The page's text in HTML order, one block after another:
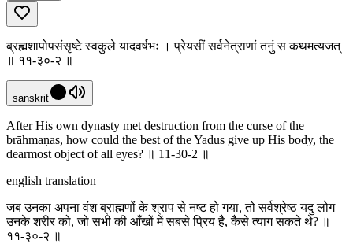
ब्रह्मशापोपसंसृष्टे स्वकुले यादवर्षभः । प्रेयसीं सर्वनेत्राणां तनुं स कथमत्यजत्
॥ ११-३०-२ ॥
sanskrit
After His own dynasty met destruction from the curse of the
brāhmaṇas, how could the best of the Yadus give up His body, the
dearmost object of all eyes? ॥ 11-30-2 ॥
english translation
जब उनका अपना वंश ब्राह्मणों के श्राप से नष्ट हो गया, तो सर्वश्रेष्ठ यदु लोग
उनके शरीर को, जो सभी की आँखों में सबसे प्रिय है, कैसे त्याग सकते थे? ॥
११-३०-२ ॥